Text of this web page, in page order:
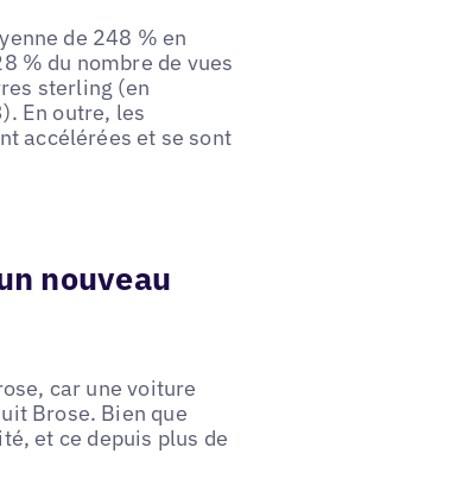
de 248 % en
% du nombre de vues
sterling (en
En outre, les
accélérées et se sont
nouveau
car une voiture
Brose. Bien que
et ce depuis plus de